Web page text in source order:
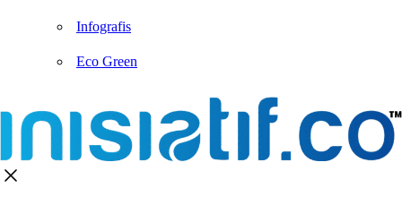
Infografis
Eco Green